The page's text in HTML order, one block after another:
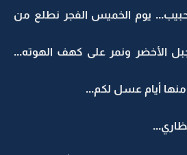
يوم الخميس الفجر نطلع من
الأخضر ونمر على كهف الهوته...
منها أيام عسل لكم...